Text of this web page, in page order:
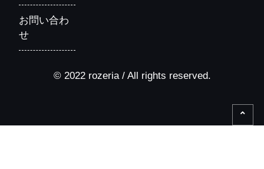
お問い合わ
せ
© 2022 rozeria / All rights reserved.